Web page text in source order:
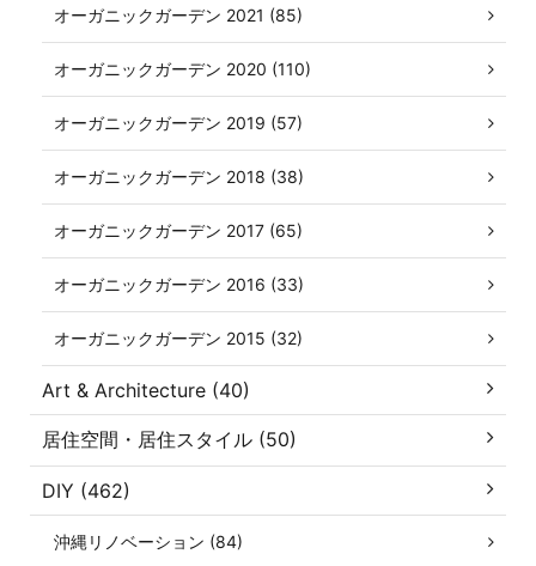
オーガニックガーデン 2021 (85)
オーガニックガーデン 2020 (110)
オーガニックガーデン 2019 (57)
オーガニックガーデン 2018 (38)
オーガニックガーデン 2017 (65)
オーガニックガーデン 2016 (33)
オーガニックガーデン 2015 (32)
Art & Architecture (40)
居住空間・居住スタイル (50)
DIY (462)
沖縄リノベーション (84)